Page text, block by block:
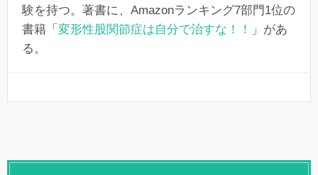
験を持つ。著書に、Amazonランキング7部門1位の
書籍「 変形性股関節症は自分で治すな！！
」があ
る。